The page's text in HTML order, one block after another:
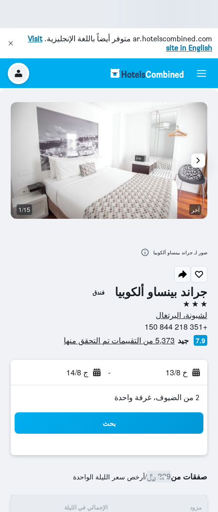
ar.hotelscombined.com متوفر أيضاً باللغة الإنجليزية.Visit
site in English
جراند بينساو ألكوبيا فندق
3 نجوم
لشبونة، البرتغال
+351 218 844 150
7.9 جيد 5,373 من التقييمات تم التحقق منها
خ 13/8 - ج 14/8
2 من الضيوف، غرفة واحدة
بحث
صفقات من229 ﷼ /أرخص سعر الليلة الواحدة
مزود الإجمالي في الليلة
آخر 1/15
صور لـ جراند بينساو ألكوبيا